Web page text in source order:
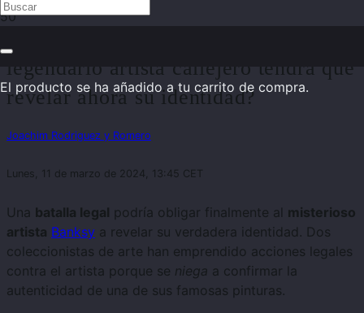
El producto se ha añadido a tu carrito de compra.
legendario artista callejero tendrá que
revelar ahora su identidad?
Joachim Rodriguez y Romero
Lunes, 11 de marzo de 2024, 13:45 CET
Una batalla legal podría obligar finalmente al misterioso
artista Banksy a revelar su verdadera identidad. Dos
coleccionistas de arte han emprendido acciones legales
contra el artista porque se niega a confirmar la
autenticidad de una de sus famosas pinturas.